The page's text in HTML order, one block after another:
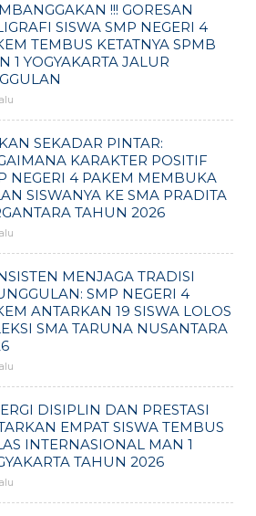
!!! GORESAN
SISWA SMP NEGERI 4
TEMBUS KETATNYA SPMB
1 YOGYAKARTA JALUR
SEKADAR PINTAR:
KARAKTER POSITIF
NEGERI 4 PAKEM MEMBUKA
SISWANYA KE SMA PRADITA
TAHUN 2026
MENJAGA TRADISI
SMP NEGERI 4
ANTARKAN 19 SISWA LOLOS
SMA TARUNA NUSANTARA
DISIPLIN DAN PRESTASI
EMPAT SISWA TEMBUS
INTERNASIONAL MAN 1
TAHUN 2026